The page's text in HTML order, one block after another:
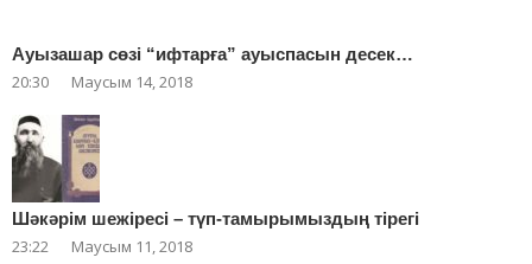
Ауызашар сөзі “ифтарға” ауыспасын десек…
20:30 Маусым 14, 2018
Шәкәрім шежіресі – түп-тамырымыздың тірегі
23:22 Маусым 11, 2018